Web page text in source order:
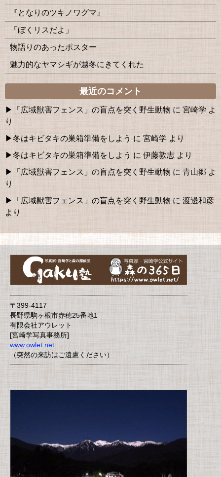
『となりのツキノワグマ』
「ぼくリスだよ」
物語りのあったポスター
魅力的なヤマシギが越冬にきてくれた
最近のコメント
「広域獣害フェンス」の盲点を突く野生動物 に 宮崎学 よ
り
冬はキビタキの巣箱準備をしよう に 宮崎学 より
冬はキビタキの巣箱準備をしよう に 伊藤敦志 より
「広域獣害フェンス」の盲点を突く野生動物 に 青山郷 よ
り
「広域獣害フェンス」の盲点を突く野生動物 に 渡邊和彦
より
〒399-4117
長野県駒ヶ根市赤穂25番地1
有限会社アウレット
[宮崎学写真事務所]
www.owlet.net
（突然の来訪はご遠慮ください）